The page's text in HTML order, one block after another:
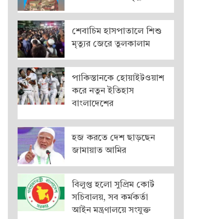
শেবাচিম হাসপাতালে শিশু
মৃত্যুর জেরে তুলকালাম
পাকিস্তানকে হোয়াইটওয়াশ
করে নতুন ইতিহাস
বাংলাদেশের
হজ করতে দেশ ছাড়ছেন
জামায়াত আমির
বিলুপ্ত হলো সুপ্রিম কোর্ট
সচিবালয়, সব কর্মকর্তা
আইন মন্ত্রণালয়ে সংযুক্ত